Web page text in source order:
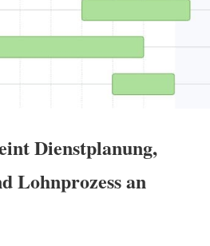
Dienstplanung,
Lohnprozess an